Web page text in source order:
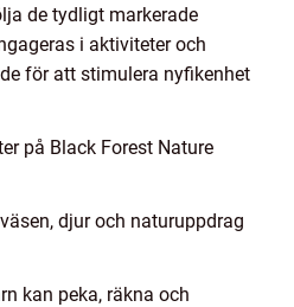
de tydligt markerade
i aktiviteter och
för att stimulera nyfikenhet
på Black Forest Nature
djur och naturuppdrag
kan peka, räkna och